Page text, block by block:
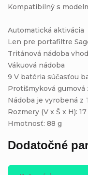
Kompatibilný s
Automatická aktivácia
Len pre portafiltre
Tritánová nádoba
Vákuová nádoba
9 V batéria súčasťou
Protišmyková gumová
Nádoba je vyrobená z
Rozmery (V x Š x H): 17
Hmotnosť: 88 g
Dodatočné